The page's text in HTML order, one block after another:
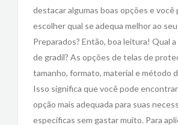
destacar algumas boas opções e você
escolher qual se adequa melhor ao
Preparados? Então, boa leitura! Qual
de gradil? As opções de telas de
tamanho, formato, material e método
Isso significa que você pode
opção mais adequada para suas
específicas sem gastar muito. Para